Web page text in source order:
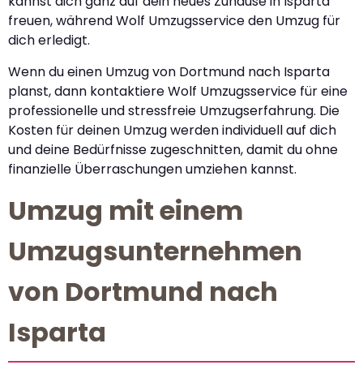
freuen, während Wolf Umzugsservice den Umzug für
dich erledigt.
Wenn du einen Umzug von Dortmund nach Isparta
planst, dann kontaktiere Wolf Umzugsservice für eine
professionelle und stressfreie Umzugserfahrung. Die
Kosten für deinen Umzug werden individuell auf dich
und deine Bedürfnisse zugeschnitten, damit du ohne
finanzielle Überraschungen umziehen kannst.
Umzug mit einem
Umzugsunternehmen
von Dortmund nach
Isparta